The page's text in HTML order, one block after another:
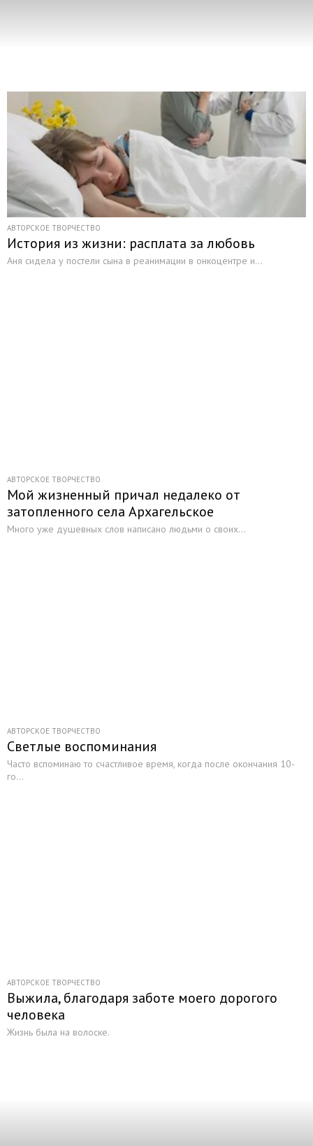
АВТОРСКОЕ ТВОРЧЕСТВО
История из жизни: расплата за любовь
Аня сидела у постели сына в реанимации в онкоцентре и...
АВТОРСКОЕ ТВОРЧЕСТВО
Мой жизненный причал недалеко от
затопленного села Архагельское
Много уже душевных слов написано людьми о своих...
АВТОРСКОЕ ТВОРЧЕСТВО
Светлые воспоминания
Часто вспоминаю то счастливое время, когда после окончания 10-
го...
АВТОРСКОЕ ТВОРЧЕСТВО
Выжила, благодаря заботе моего дорогого
человека
Жизнь была на волоске.